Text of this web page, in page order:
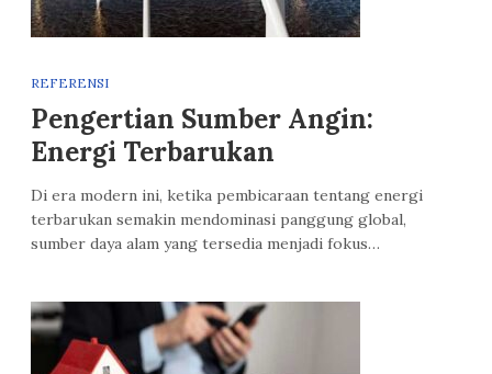
REFERENSI
Pengertian Sumber Angin:
Energi Terbarukan
Di era modern ini, ketika pembicaraan tentang energi
terbarukan semakin mendominasi panggung global,
sumber daya alam yang tersedia menjadi fokus…